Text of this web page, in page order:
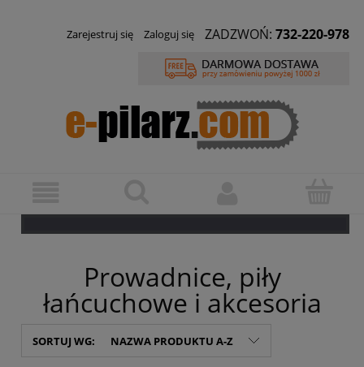
Zarejestruj się Zaloguj się ZADZWOŃ: 732-220-978
Prowadnice, piły
łańcuchowe i akcesoria
SORTUJ WG: NAZWA PRODUKTU A-Z